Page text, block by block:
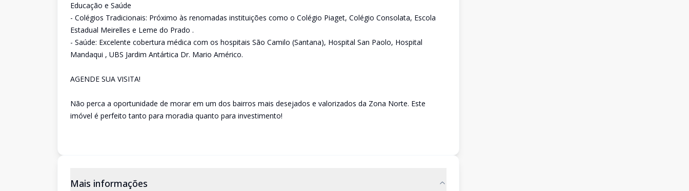
Educação e Saúde
- Colégios Tradicionais: Próximo às renomadas instituições como o Colégio Piaget, Colégio Consolata, Escola
Estadual Meirelles e Leme do Prado .
- Saúde: Excelente cobertura médica com os hospitais São Camilo (Santana), Hospital San Paolo, Hospital
Mandaqui , UBS Jardim Antártica Dr. Mario Américo.
AGENDE SUA VISITA!
Não perca a oportunidade de morar em um dos bairros mais desejados e valorizados da Zona Norte. Este
imóvel é perfeito tanto para moradia quanto para investimento!
Mais informações